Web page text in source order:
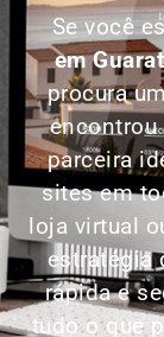
Se você
em
procura
encontrou
parceira
sites em
loja virtual
estratégia
rápida e
tudo o que